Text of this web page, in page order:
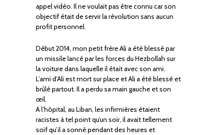
appel vidéo. Il ne voulait pas être connu car son
objectif était de servir la révolution sans aucun
profit personnel.
Début 2014, mon petit frère Ali a été blessé par
un missile lancé par les forces du Hezbollah sur
la voiture dans laquelle il était avec son ami.
L’ami d’Ali est mort sur place et Ali a été blessé et
brûlé partout. Il a perdu sa main gauche et son
œil.
A l’hôpital, au Liban, les infirmières étaient
racistes à tel point qu’un soir, il avait tellement
soif qu’il a sonné pendant des heures et